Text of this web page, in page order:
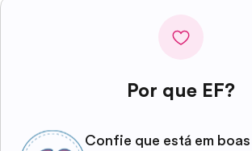
Por que EF?
Confie que está em boas